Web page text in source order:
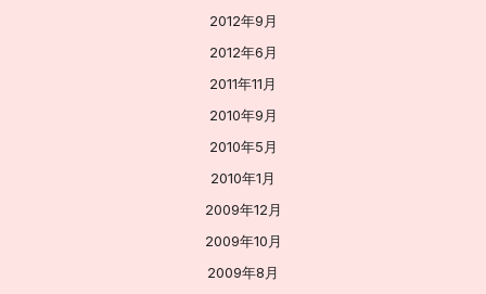
2012年9月
2012年6月
2011年11月
2010年9月
2010年5月
2010年1月
2009年12月
2009年10月
2009年8月